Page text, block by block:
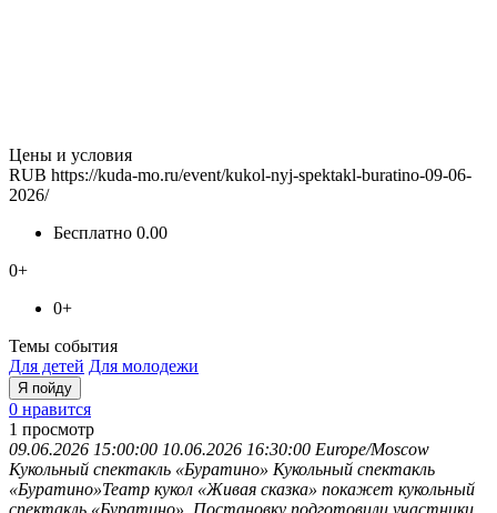
Цены и условия
RUB https://kuda-mo.ru/event/kukol-nyj-spektakl-buratino-09-06-
2026/
Бесплатно 0.00
0+
0+
Темы события
Для детей Для молодежи
Я пойду
0 нравится
1 просмотр
09.06.2026 15:00:00 10.06.2026 16:30:00 Europe/Moscow
Кукольный спектакль «Буратино» Кукольный спектакль
«Буратино»Театр кукол «Живая сказка» покажет кукольный
спектакль «Буратино». Постановку подготовили участники